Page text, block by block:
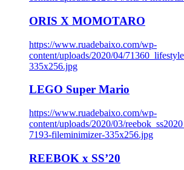
ORIS X MOMOTARO
https://www.ruadebaixo.com/wp-
content/uploads/2020/04/
335x256.jpg
LEGO Super Mario
https://www.ruadebaixo.com/wp-
content/uploads/2020/03/
7193-fileminimizer-335x256.jpg
REEBOK x SS’20